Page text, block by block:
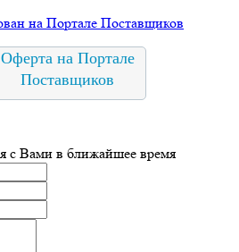
Оферта на Портале
Поставщиков
с Вами в ближайшее время